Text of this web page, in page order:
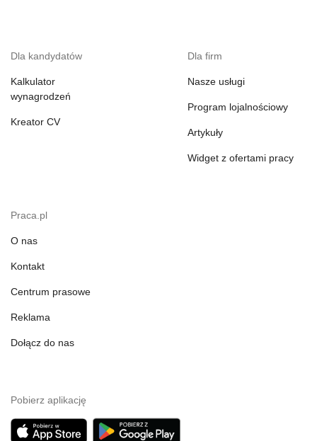
Dla kandydatów
Kalkulator
wynagrodzeń
Kreator CV
Dla firm
Nasze usługi
Program lojalnościowy
Artykuły
Widget z ofertami pracy
Praca.pl
O nas
Kontakt
Centrum prasowe
Reklama
Dołącz do nas
Pobierz aplikację